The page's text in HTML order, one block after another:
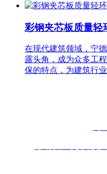
彩钢夹芯板质量轻
在现代建筑领域，宁
露头角，成为众多工
保的特点，为建筑行